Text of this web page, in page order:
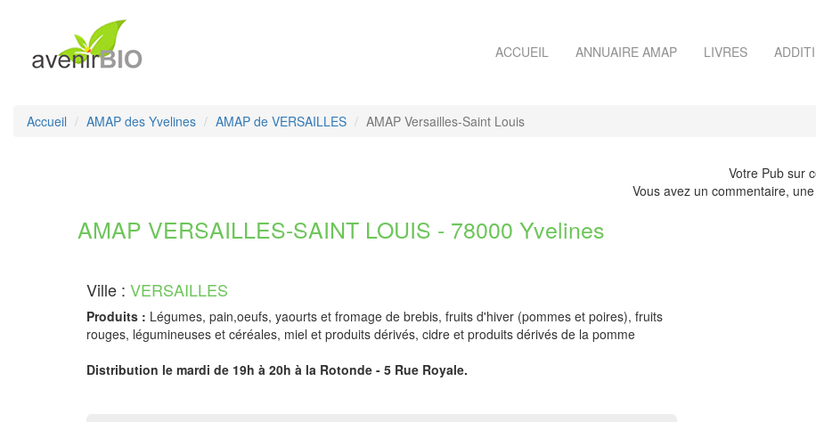
ACCUEIL ANNUAIRE AMAP LIVRES
Accueil AMAP des Yvelines AMAP de VERSAILLES AMAP Versailles-Saint Louis
Votre Pub sur
Vous avez un commentaire,
AMAP VERSAILLES-SAINT LOUIS - 78000 Yvelines
Ville : VERSAILLES
Produits : Légumes, pain,oeufs, yaourts et fromage de brebis, fruits d'hiver (pommes et poires), fruits
rouges, légumineuses et céréales, miel et produits dérivés, cidre et produits dérivés de la pomme
Distribution le mardi de 19h à 20h à la Rotonde - 5 Rue Royale.